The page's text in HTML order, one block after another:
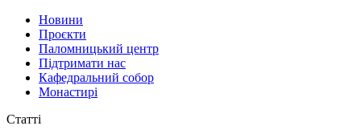
Новини
Проєкти
Паломницький центр
Підтримати нас
Кафедральний собор
Монастирі
Статті